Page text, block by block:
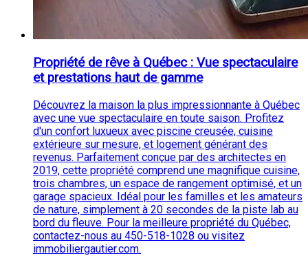
Propriété de rêve à Québec : Vue spectaculaire
et prestations haut de gamme
Découvrez la maison la plus impressionnante à Québec
avec une vue spectaculaire en toute saison. Profitez
d'un confort luxueux avec piscine creusée, cuisine
extérieure sur mesure, et logement générant des
revenus. Parfaitement conçue par des architectes en
2019, cette propriété comprend une magnifique cuisine,
trois chambres, un espace de rangement optimisé, et un
garage spacieux. Idéal pour les familles et les amateurs
de nature, simplement à 20 secondes de la piste lab au
bord du fleuve. Pour la meilleure propriété du Québec,
contactez-nous au 450-518-1028 ou visitez
immobiliergautier.com.